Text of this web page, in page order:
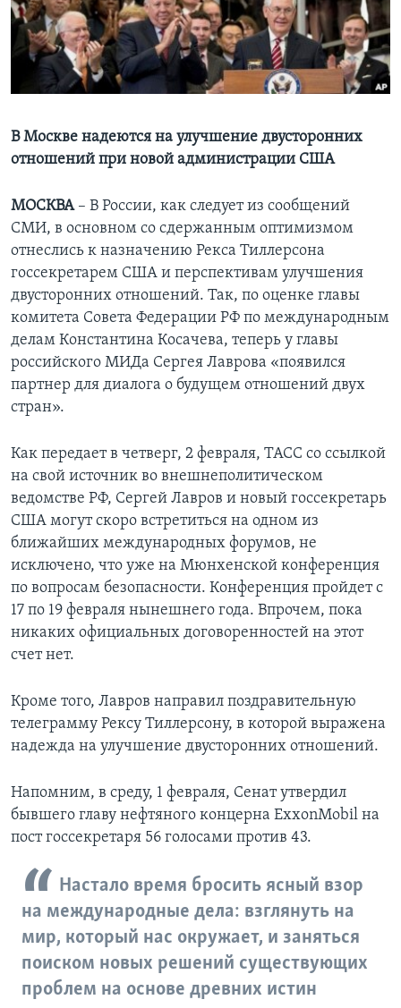
Learning English
СОЦИАЛЬНЫЕ СЕТИ
Языки
В Москве надеются на улучшение двусторонних
отношений при новой администрации США
МОСКВА– В России, как следует из сообщений
СМИ, в основном со сдержанным оптимизмом
отнеслись к назначению Рекса Тиллерсона
госсекретарем США и перспективам улучшения
двусторонних отношений. Так, по оценке главы
комитета Совета Федерации РФ по международным
делам Константина Косачева, теперь у главы
российского МИДа Сергея Лаврова «появился
партнер для диалога о будущем отношений двух
стран».
Как передает в четверг, 2 февраля, ТАСС со ссылкой
на свой источник во внешнеполитическом
ведомстве РФ, Сергей Лавров и новый госсекретарь
США могут скоро встретиться на одном из
ближайших международных форумов, не
исключено, что уже на Мюнхенской конференция
по вопросам безопасности. Конференция пройдет с
17 по 19 февраля нынешнего года. Впрочем, пока
никаких официальных договоренностей на этот
счет нет.
Кроме того, Лавров направил поздравительную
телеграмму Рексу Тиллерсону, в которой выражена
надежда на улучшение двусторонних отношений.
Напомним, в среду, 1 февраля, Сенат утвердил
бывшего главу нефтяного концерна ExxonMobil на
пост госсекретаря 56 голосами против 43.
Настало время бросить ясный взор
на международные дела: взглянуть на
мир, который нас окружает, и заняться
поиском новых решений существующих
проблем на основе древних истин